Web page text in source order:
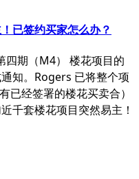
已签约买家怎么办？
四期（M4） 楼花项目的
知。Rogers 已将整个项
已经签署的楼花买卖合）
千套楼花项目突然易主！